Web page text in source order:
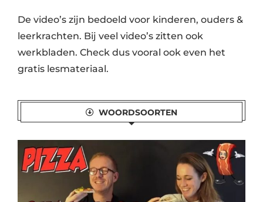
De video’s zijn bedoeld voor kinderen, ouders &
leerkrachten. Bij veel video’s zitten ook
werkbladen. Check dus vooral ook even het
gratis lesmateriaal.
WOORDSOORTEN